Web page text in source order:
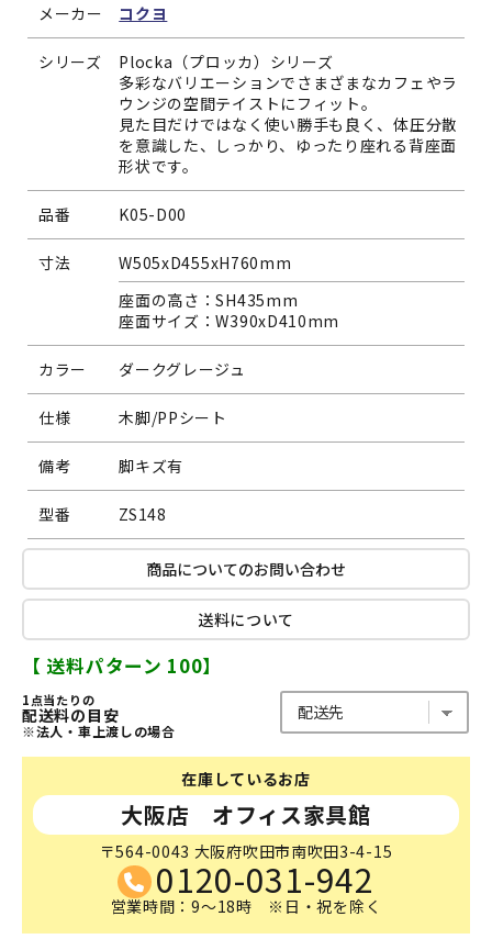
メーカー コクヨ
シリーズ
Plocka（プロッカ）シリーズ
多彩なバリエーションでさまざまなカフェやラ
ウンジの空間テイストにフィット。
見た目だけではなく使い勝手も良く、体圧分散
を意識した、しっかり、ゆったり座れる背座面
形状です。
品番 K05-D00
寸法
W505xD455xH760mm
座面の高さ：SH435mm
座面サイズ：W390xD410mm
カラー ダークグレージュ
仕様 木脚/PPシート
備考 脚キズ有
型番 ZS148
商品についてのお問い合わせ
送料について
【 送料パターン 100】
1点当たりの
配送料の目安
※法人・車上渡しの場合
在庫しているお店
大阪店 オフィス家具館
〒564-0043 大阪府吹田市南吹田3-4-15
0120-031-942
営業時間：9～18時 ※日・祝を除く